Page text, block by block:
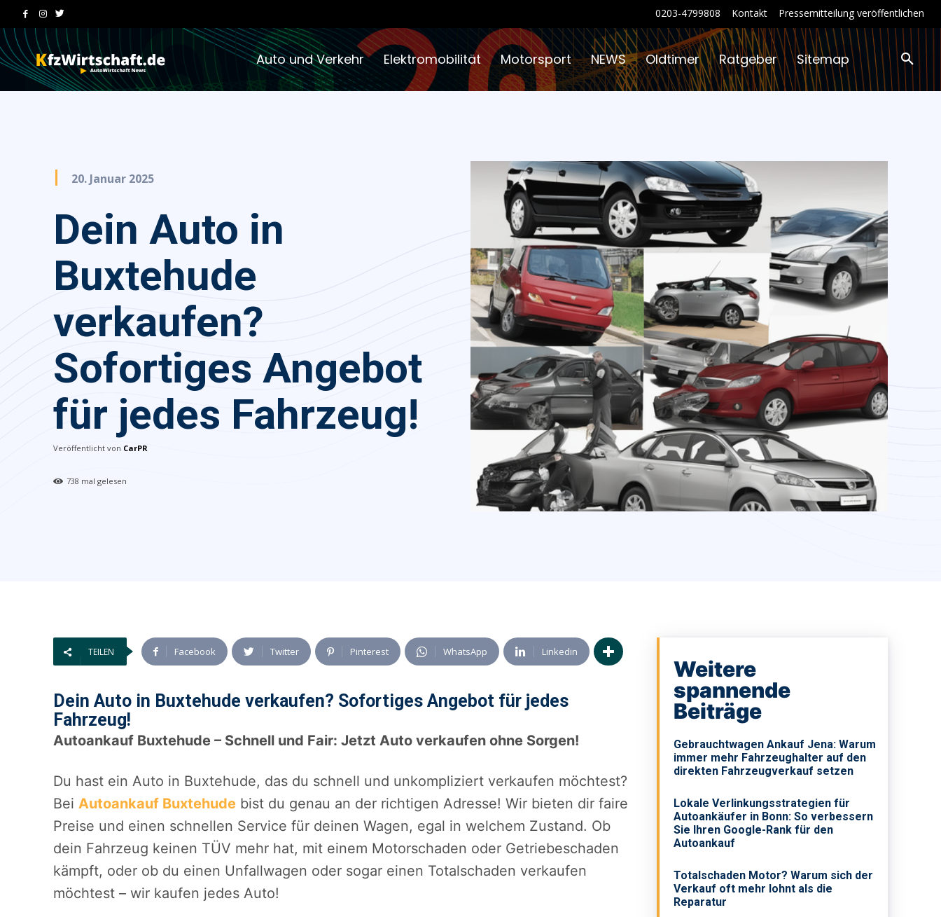
0203-4799808 Kontakt Pressemitteilung veröffentlichen
Auto und Verkehr Elektromobilität Motorsport NEWS Oldtimer Ratgeber Sitemap
20. Januar 2025
Dein Auto in
Buxtehude
verkaufen?
Sofortiges Angebot
für jedes Fahrzeug!
Veröffentlicht von CarPR
738 mal gelesen
TEILEN Facebook Twitter Pinterest WhatsApp Linkedin
Dein Auto in Buxtehude verkaufen? Sofortiges Angebot für jedes
Fahrzeug!
Autoankauf Buxtehude – Schnell und Fair: Jetzt Auto verkaufen ohne Sorgen!
Du hast ein Auto in Buxtehude, das du schnell und unkompliziert verkaufen möchtest?
Bei Autoankauf Buxtehude bist du genau an der richtigen Adresse! Wir bieten dir faire
Preise und einen schnellen Service für deinen Wagen, egal in welchem Zustand. Ob
dein Fahrzeug keinen TÜV mehr hat, mit einem Motorschaden oder Getriebeschaden
kämpft, oder ob du einen Unfallwagen oder sogar einen Totalschaden verkaufen
möchtest – wir kaufen jedes Auto!
Weitere
spannende
Beiträge
Gebrauchtwagen Ankauf Jena: Warum
immer mehr Fahrzeughalter auf den
direkten Fahrzeugverkauf setzen
Lokale Verlinkungsstrategien für
Autoankäufer in Bonn: So verbessern
Sie Ihren Google-Rank für den
Autoankauf
Totalschaden Motor? Warum sich der
Verkauf oft mehr lohnt als die
Reparatur